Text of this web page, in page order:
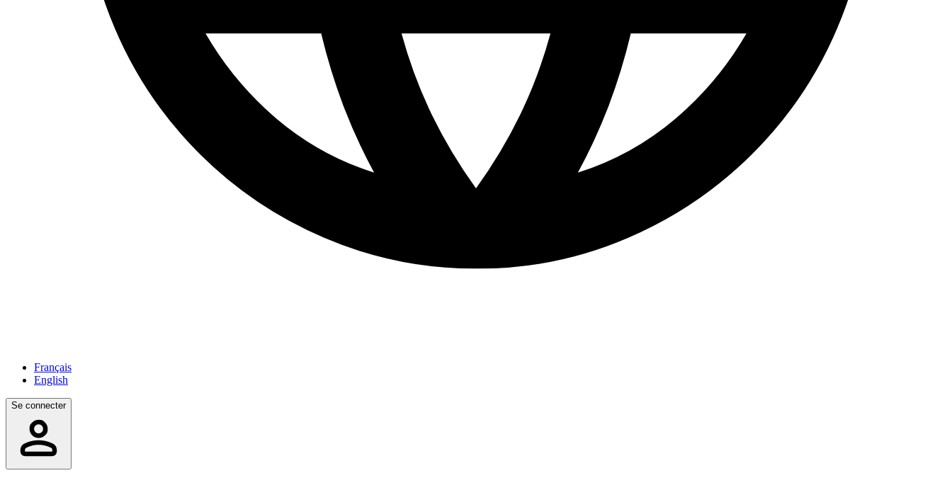
Français
English
Se connecter